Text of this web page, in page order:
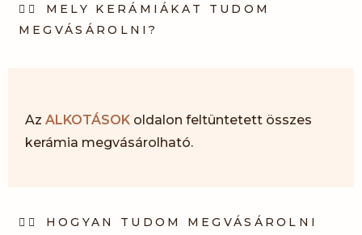
MELY KERÁMIÁKAT TUDOM
MEGVÁSÁROLNI?
AzALKOTÁSOK oldalon feltüntetett összes
kerámia megvásárolható.
HOGYAN TUDOM MEGVÁSÁROLNI